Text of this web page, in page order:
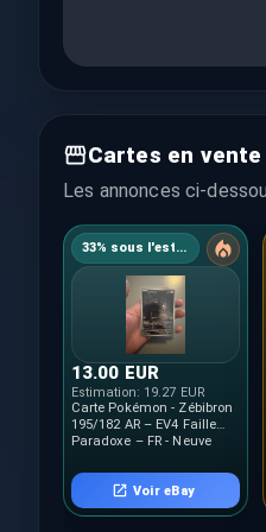
Cartes en
Les annonces ci-
33% sous l'estimation
13.00 EUR
Estimation: 19.27 EUR
Carte Pokémon - Zébibron
195/182 AR – EV4 Faille
Paradoxe – FR - Neuve
Voir eBay